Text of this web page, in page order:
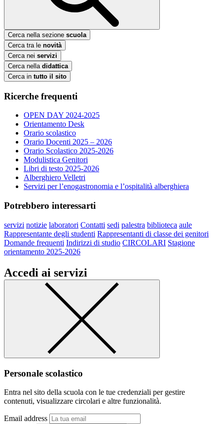
Cerca nella sezione scuola
Cerca tra le novità
Cerca nei servizi
Cerca nella didattica
Cerca in tutto il sito
Ricerche frequenti
OPEN DAY 2024-2025
Orientamento Desk
Orario scolastico
Orario Docenti 2025 – 2026
Orario Scolastico 2025-2026
Modulistica Genitori
Libri di testo 2025-2026
Alberghiero Velletri
Servizi per l’enogastronomia e l’ospitalità alberghiera
Potrebbero interessarti
servizi notizie laboratori Contatti sedi palestra biblioteca aule
Rappresentante degli studenti Rappresentanti di classe dei genitori
Domande frequenti Indirizzi di studio CIRCOLARI Stagione
orientamento 2025-2026
Accedi ai servizi
Personale scolastico
Entra nel sito della scuola con le tue credenziali per gestire
contenuti, visualizzare circolari e altre funzionalità.
Email address